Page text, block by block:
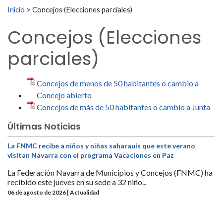
Buscar:
Inicio > Concejos (Elecciones parciales)
Concejos (Elecciones
parciales)
Concejos de menos de 50 habitantes o cambio a
Concejo abierto
Concejos de más de 50 habitantes o cambio a Junta
Últimas Noticias
La FNMC recibe a niños y niñas saharauis que este verano
visitan Navarra con el programa Vacaciones en Paz
La Federación Navarra de Municipios y Concejos (FNMC) ha
recibido este jueves en su sede a 32 niño...
06 de agosto de 2026 | Actualidad